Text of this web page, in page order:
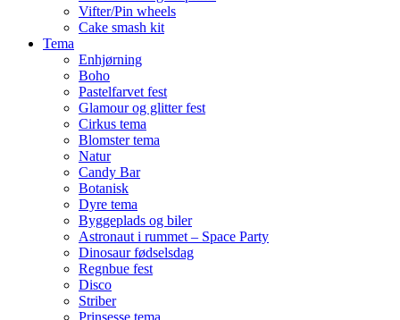
Vifter/Pin wheels
Cake smash kit
Tema
Enhjørning
Boho
Pastelfarvet fest
Glamour og glitter fest
Cirkus tema
Blomster tema
Natur
Candy Bar
Botanisk
Dyre tema
Byggeplads og biler
Astronaut i rummet – Space Party
Dinosaur fødselsdag
Regnbue fest
Disco
Striber
Prinsesse tema